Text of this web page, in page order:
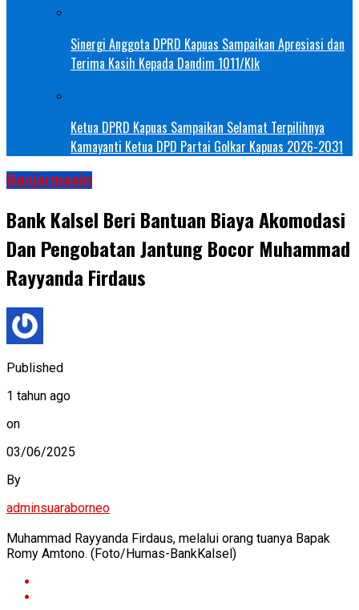
Sinergi Anggota DPRD Kapuas Sampaikan Apresiasi dan
Terima Kasih Kepada Dandim 1011/Klk
Ketua DPRD Kapuas Sampaikan Selamat Terpilihnya
Kamayanti Ketua DPD Partai Golkar Kapuas 2026-2031
Banjarmasin
Bank Kalsel Beri Bantuan Biaya Akomodasi
Dan Pengobatan Jantung Bocor Muhammad
Rayyanda Firdaus
Published
1 tahun ago
on
03/06/2025
By
adminsuaraborneo
Muhammad Rayyanda Firdaus, melalui orang tuanya Bapak
Romy Amtono. (Foto/Humas-BankKalsel)